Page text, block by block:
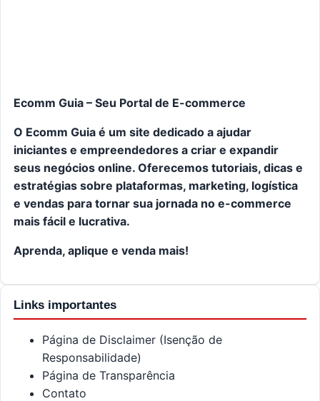
Ecomm Guia – Seu Portal de E-commerce
O Ecomm Guia é um site dedicado a ajudar
iniciantes e empreendedores a criar e expandir
seus negócios online. Oferecemos tutoriais, dicas e
estratégias sobre plataformas, marketing, logística
e vendas para tornar sua jornada no e-commerce
mais fácil e lucrativa.
Aprenda, aplique e venda mais!
Links importantes
Página de Disclaimer (Isenção de
Responsabilidade)
Página de Transparência
Contato